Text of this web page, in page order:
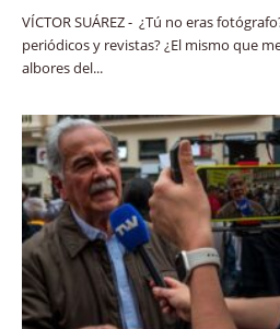
VÍCTOR SUÁREZ - ¿Tú no eras
periódicos y revistas? ¿El mismo que
albores del...